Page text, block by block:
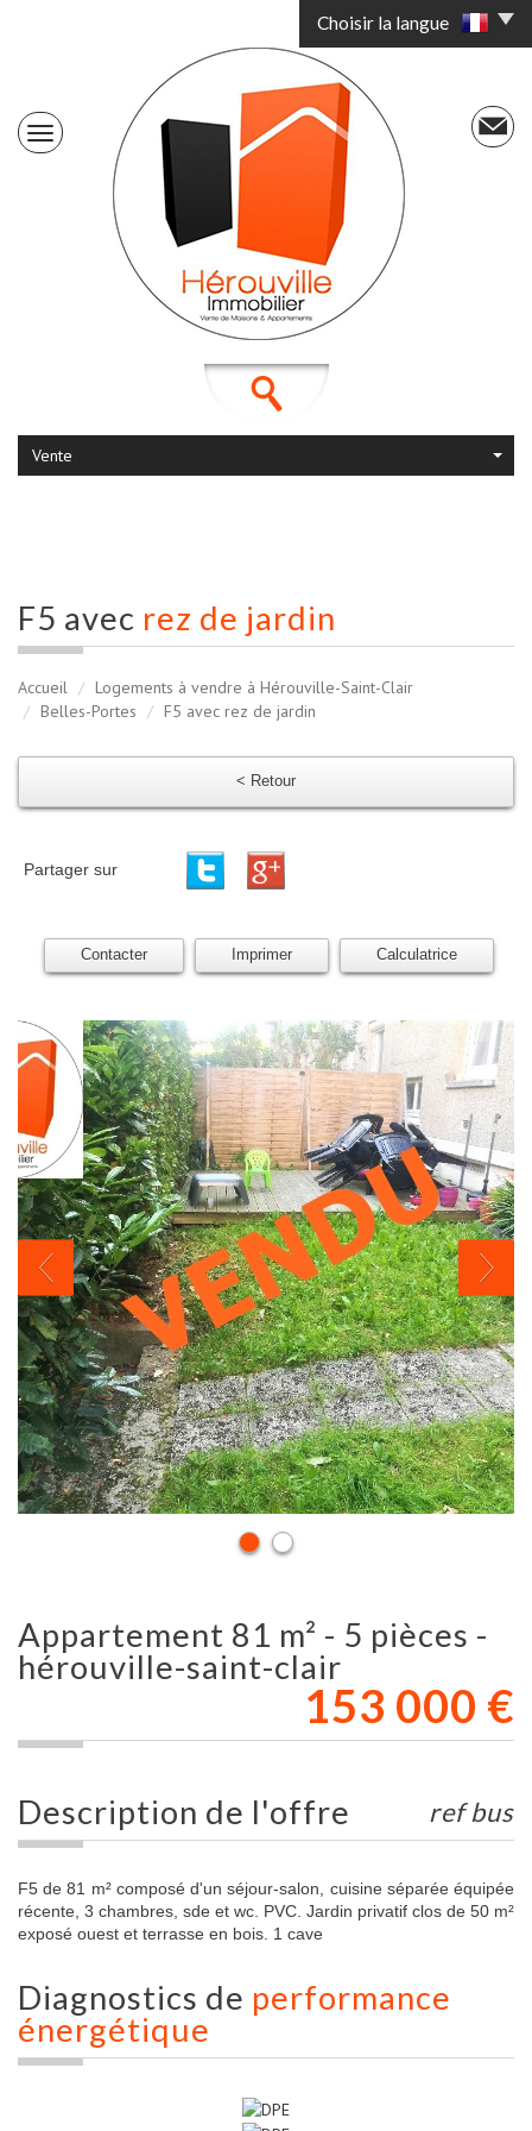
Choisir la langue
Vente
f5 avec rez de jardin
Accueil
Logements à vendre à Hérouville-Saint-Clair
Belles-Portes
F5 avec rez de jardin
< Retour
Partager sur
Contacter Imprimer Calculatrice
appartement 81 m² - 5 pièces -
hérouville-saint-clair
153 000 €
description de l'offre ref bus
F5 de 81 m² composé d'un séjour-salon, cuisine séparée équipée
récente, 3 chambres, sde et wc. PVC. Jardin privatif clos de 50 m²
exposé ouest et terrasse en bois. 1 cave
diagnostics de performance
énergétique